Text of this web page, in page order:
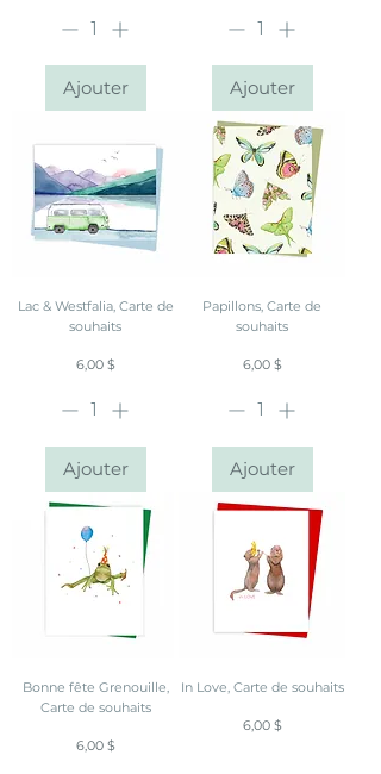
Ajouter Ajouter
Lac & Westfalia, Carte de
souhaits
Prix
6,00 $
Ajouter
Papillons, Carte de
souhaits
Prix
6,00 $
Ajouter
Bonne fête Grenouille,
Carte de souhaits
Prix
6,00 $
In Love, Carte de souhaits
Prix
6,00 $